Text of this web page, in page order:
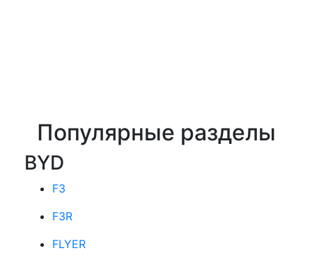
Популярные разделы
BYD
F3
F3R
FLYER